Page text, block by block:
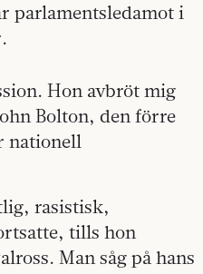
parlamentsledamot i
Hon avbröt mig
Bolton, den förre
nationell
rasistisk,
tills hon
Man såg på hans